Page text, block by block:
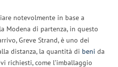
notevolmente in base a
Modena di partenza, in questo
Greve Strand, è uno dei
distanza, la quantità di beni da
richiesti, come l’imballaggio